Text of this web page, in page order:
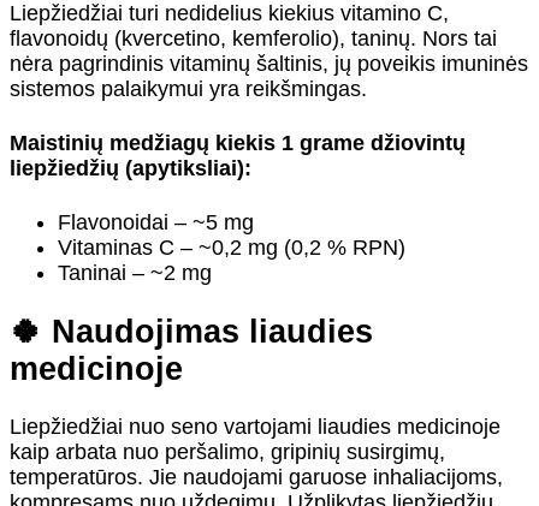
Liepžiedžiai turi nedidelius kiekius vitamino C,
flavonoidų (kvercetino, kemferolio), taninų. Nors tai
nėra pagrindinis vitaminų šaltinis, jų poveikis imuninės
sistemos palaikymui yra reikšmingas.
Maistinių medžiagų kiekis 1 grame džiovintų
liepžiedžių (apytiksliai):
Flavonoidai – ~5 mg
Vitaminas C – ~0,2 mg (0,2 % RPN)
Taninai – ~2 mg
🍀 Naudojimas liaudies
medicinoje
Liepžiedžiai nuo seno vartojami liaudies medicinoje
kaip arbata nuo peršalimo, gripinių susirgimų,
temperatūros. Jie naudojami garuose inhaliacijoms,